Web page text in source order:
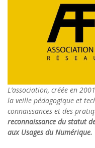
L’association, créée en
la veille pédagogique et
connaissances et des
reconnaissance du statut
aux Usages du Numérique.